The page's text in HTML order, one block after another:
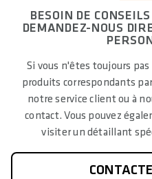
BESOIN DE
DEMANDEZ-NOUS
Si vous n'êtes toujours
produits correspondants
notre service client ou à
contact. Vous pouvez
visiter un détaillant